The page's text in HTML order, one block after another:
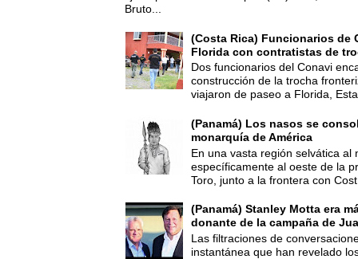
Bruto...
(Costa Rica) Funcionarios de
Florida con contratistas de
Dos funcionarios del Conavi
construcción de la trocha
viajaron de paseo a Florida,
(Panamá) Los nasos se
monarquía de América
En una vasta región selvática al
específicamente al oeste de la
Toro, junto a la frontera con
(Panamá) Stanley Motta era
donante de la campaña de
Las filtraciones de
instantánea que han revelado